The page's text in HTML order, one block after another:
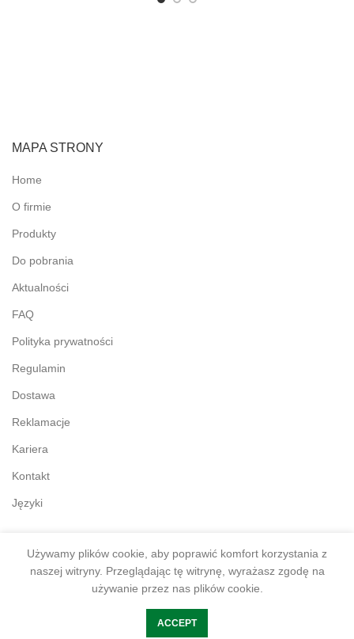
MAPA STRONY
Home
O firmie
Produkty
Do pobrania
Aktualności
FAQ
Polityka prywatności
Regulamin
Dostawa
Reklamacje
Kariera
Kontakt
Języki
IT dla biznesu – Poznań
Używamy plików cookie, aby poprawić komfort korzystania z
naszej witryny. Przeglądając tę witrynę, wyrażasz zgodę na
używanie przez nas plików cookie.
ACCEPT